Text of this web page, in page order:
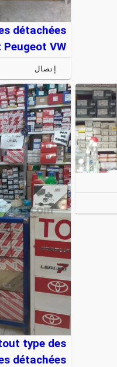
détachées
Peugeot VW
إتصال
type des
détachées